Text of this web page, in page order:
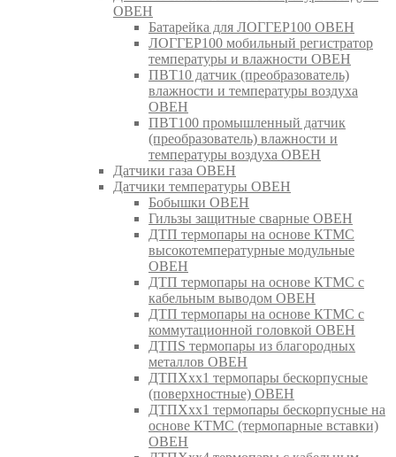
ОВЕН
Батарейка для ЛОГГЕР100 ОВЕН
ЛОГГЕР100 мобильный регистратор
температуры и влажности ОВЕН
ПВТ10 датчик (преобразователь)
влажности и температуры воздуха
ОВЕН
ПВТ100 промышленный датчик
(преобразователь) влажности и
температуры воздуха ОВЕН
Датчики газа ОВЕН
Датчики температуры ОВЕН
Бобышки ОВЕН
Гильзы защитные сварные ОВЕН
ДТП термопары на основе КТМС
высокотемпературные модульные
ОВЕН
ДТП термопары на основе КТМС с
кабельным выводом ОВЕН
ДТП термопары на основе КТМС с
коммутационной головкой ОВЕН
ДТПS термопары из благородных
металлов ОВЕН
ДТПХхх1 термопары бескорпусные
(поверхностные) ОВЕН
ДТПХхх1 термопары бескорпусные на
основе КТМС (термопарные вставки)
ОВЕН